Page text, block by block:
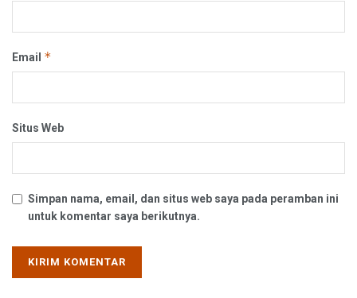
Email *
Situs Web
Simpan nama, email, dan situs web saya pada peramban ini
untuk komentar saya berikutnya.